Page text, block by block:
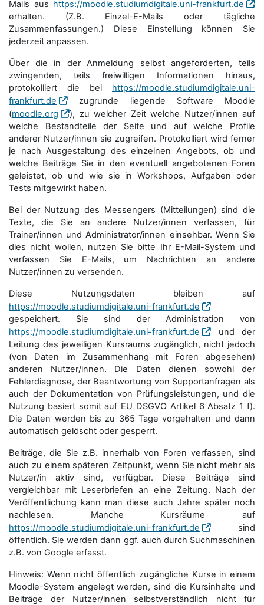
Mails aus https://moodle.studiumdigitale.uni-frankfurt.de
erhalten. (Z.B. Einzel-E-Mails oder tägliche
Zusammenfassungen.) Diese Einstellung können Sie
jederzeit anpassen.
Über die in der Anmeldung selbst angeforderten, teils
zwingenden, teils freiwilligen Informationen hinaus,
protokolliert die bei https://moodle.studiumdigitale.uni-
frankfurt.de
zugrunde liegende Software Moodle
(moodle.org
), zu welcher Zeit welche Nutzer/innen auf
welche Bestandteile der Seite und auf welche Profile
anderer Nutzer/innen sie zugreifen. Protokolliert wird ferner
je nach Ausgestaltung des einzelnen Angebots, ob und
welche Beiträge Sie in den eventuell angebotenen Foren
geleistet, ob und wie sie in Workshops, Aufgaben oder
Tests mitgewirkt haben.
Bei der Nutzung des Messengers (Mitteilungen) sind die
Texte, die Sie an andere Nutzer/innen verfassen, für
Trainer/innen und Administrator/innen einsehbar. Wenn Sie
dies nicht wollen, nutzen Sie bitte Ihr E-Mail-System und
verfassen Sie E-Mails, um Nachrichten an andere
Nutzer/innen zu versenden.
Diese Nutzungsdaten bleiben auf
https://moodle.studiumdigitale.uni-frankfurt.de
gespeichert. Sie sind der Administration von
https://moodle.studiumdigitale.uni-frankfurt.de
und der
Leitung des jeweiligen Kursraums zugänglich, nicht jedoch
(von Daten im Zusammenhang mit Foren abgesehen)
anderen Nutzer/innen. Die Daten dienen sowohl der
Fehlerdiagnose, der Beantwortung von Supportanfragen als
auch der Dokumentation von Prüfungsleistungen, und die
Nutzung basiert somit auf EU DSGVO Artikel 6 Absatz 1 f).
Die Daten werden bis zu 365 Tage vorgehalten und dann
automatisch gelöscht oder gesperrt.
Beiträge, die Sie z.B. innerhalb von Foren verfassen, sind
auch zu einem späteren Zeitpunkt, wenn Sie nicht mehr als
Nutzer/in aktiv sind, verfügbar. Diese Beiträge sind
vergleichbar mit Leserbriefen an eine Zeitung. Nach der
Veröffentlichung kann man diese auch Jahre später noch
nachlesen. Manche Kursräume auf
https://moodle.studiumdigitale.uni-frankfurt.de
sind
öffentlich. Sie werden dann ggf. auch durch Suchmaschinen
z.B. von Google erfasst.
Hinweis: Wenn nicht öffentlich zugängliche Kurse in einem
Moodle-System angelegt werden, sind die Kursinhalte und
Beiträge der Nutzer/innen selbstverständlich nicht für